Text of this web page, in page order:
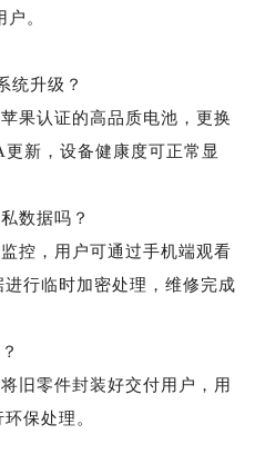
。
统升级？
果认证的高品质电池，更换
新，设备健康度可正常显
数据吗？
控，用户可通过手机端观看
行临时加密处理，维修完成
旧零件封装好交付用户，用
保处理。